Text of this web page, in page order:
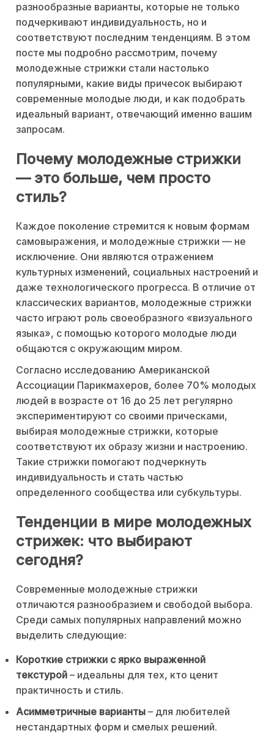
разнообразные варианты, которые не только
подчеркивают индивидуальность, но и
соответствуют последним тенденциям. В этом
посте мы подробно рассмотрим, почему
молодежные стрижки стали настолько
популярными, какие виды причесок выбирают
современные молодые люди, и как подобрать
идеальный вариант, отвечающий именно вашим
запросам.
Почему молодежные стрижки
— это больше, чем просто
стиль?
Каждое поколение стремится к новым формам
самовыражения, и молодежные стрижки — не
исключение. Они являются отражением
культурных изменений, социальных настроений и
даже технологического прогресса. В отличие от
классических вариантов, молодежные стрижки
часто играют роль своеобразного «визуального
языка», с помощью которого молодые люди
общаются с окружающим миром.
Согласно исследованию Американской
Ассоциации Парикмахеров, более 70% молодых
людей в возрасте от 16 до 25 лет регулярно
экспериментируют со своими прическами,
выбирая молодежные стрижки, которые
соответствуют их образу жизни и настроению.
Такие стрижки помогают подчеркнуть
индивидуальность и стать частью
определенного сообщества или субкультуры.
Тенденции в мире молодежных
стрижек: что выбирают
сегодня?
Современные молодежные стрижки
отличаются разнообразием и свободой выбора.
Среди самых популярных направлений можно
выделить следующие:
Короткие стрижки с ярко выраженной
текстурой – идеальны для тех, кто ценит
практичность и стиль.
Асимметричные варианты – для любителей
нестандартных форм и смелых решений.